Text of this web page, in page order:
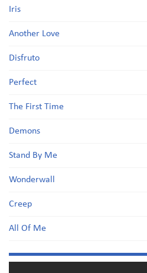
Iris
Another Love
Disfruto
Perfect
The First Time
Demons
Stand By Me
Wonderwall
Creep
All Of Me